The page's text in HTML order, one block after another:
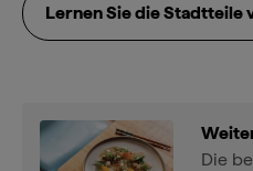
Lernen Sie die Stadtteile
Die